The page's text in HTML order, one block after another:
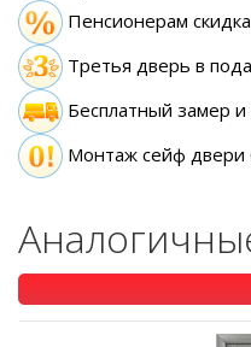
Пенсионерам
Третья дверь в
Бесплатный замер и
Монтаж сейф двери